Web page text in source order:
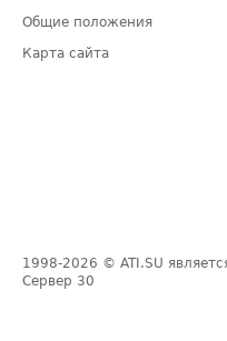
Общие положения
Карта сайта
1998-2026 © ATI.SU
Сервер 30